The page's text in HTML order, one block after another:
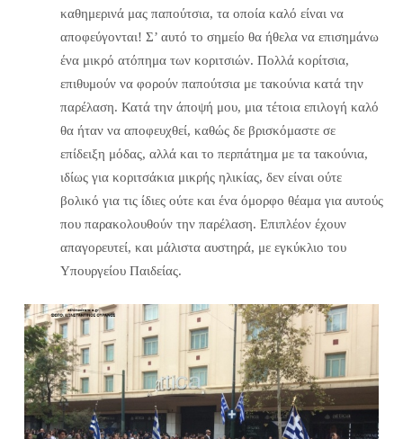
καθημερινά μας παπούτσια, τα οποία καλό είναι να
αποφεύγονται! Σ’ αυτό το σημείο θα ήθελα να επισημάνω
ένα μικρό ατόπημα των κοριτσιών. Πολλά κορίτσια,
επιθυμούν να φορούν παπούτσια με τακούνια κατά την
παρέλαση. Κατά την άποψή μου, μια τέτοια επιλογή καλό
θα ήταν να αποφευχθεί, καθώς δε βρισκόμαστε σε
επίδειξη μόδας, αλλά και το περπάτημα με τα τακούνια,
ιδίως για κοριτσάκια μικρής ηλικίας, δεν είναι ούτε
βολικό για τις ίδιες ούτε και ένα όμορφο θέαμα για αυτούς
που παρακολουθούν την παρέλαση. Επιπλέον έχουν
απαγορευτεί, και μάλιστα αυστηρά, με εγκύκλιο του
Υπουργείου Παιδείας.